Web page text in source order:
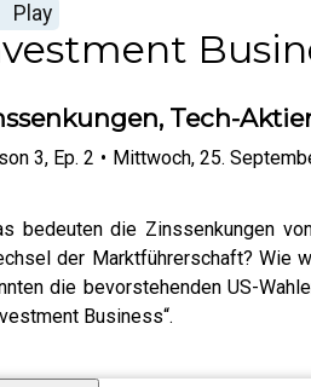
Play
Tech-
3, Ep. 2 • Mittwoch, 25.
bedeuten die Zinssenkungen
der Marktführerschaft? Wie
die bevorstehenden US-
Business“.